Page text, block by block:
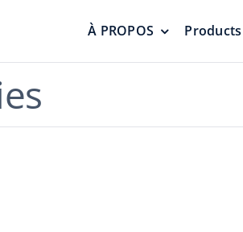
À PROPOS
Products
Arrête-Flamme
Sécurité des pipelines